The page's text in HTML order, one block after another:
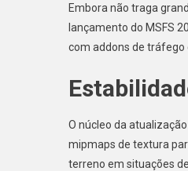
Embora não traga
lançamento do MSFS
com addons de tráfego
O núcleo da
mipmaps de textura
terreno em situações